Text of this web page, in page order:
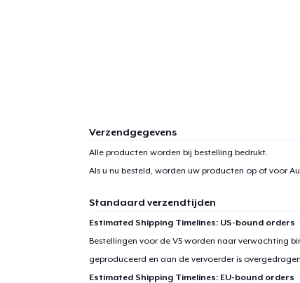
Verzendgegevens
Alle producten worden bij bestelling bedrukt.
Als u nu besteld, worden uw producten op of voor
Standaard verzendtijden
Estimated Shipping Timelines: US-bound orders
Bestellingen voor de VS worden naar verwachting
geproduceerd en aan de vervoerder is
Estimated Shipping Timelines: EU-bound orders